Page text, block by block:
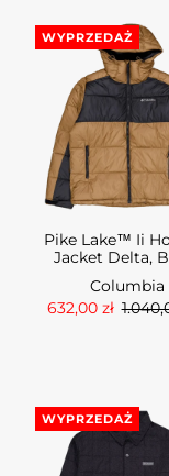
WYPRZEDAŻ
Pike Lake™ Ii
Jacket Delta,
Columbia
632,00 zł
WYPRZEDAŻ